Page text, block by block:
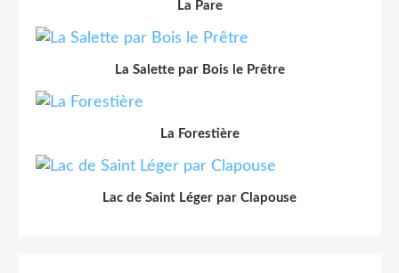
La Pare
La Salette par Bois le Prêtre
La Forestière
Lac de Saint Léger par Clapouse